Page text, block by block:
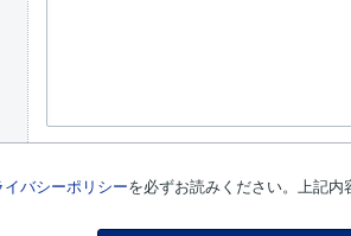
イバシーポリシーを必ずお読みください。上記内